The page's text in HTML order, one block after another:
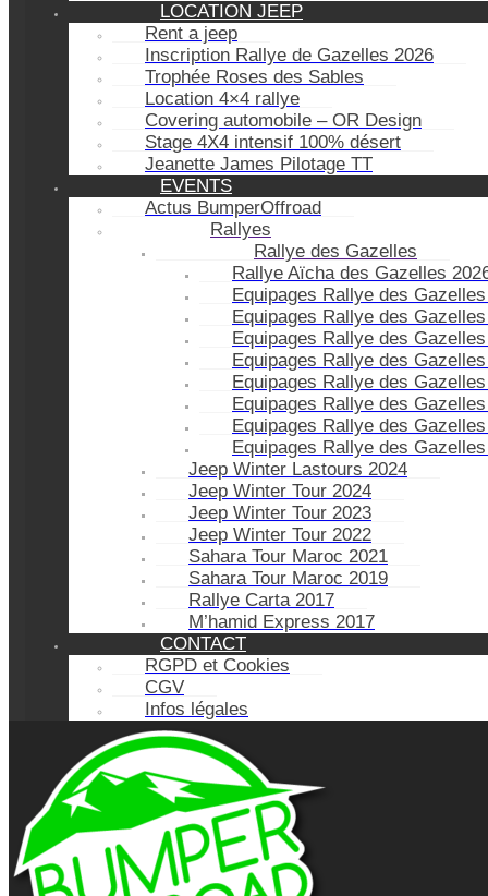
LOCATION JEEP
Rent a jeep
Inscription Rallye de Gazelles 2026
Trophée Roses des Sables
Location 4×4 rallye
Covering automobile – OR Design
Stage 4X4 intensif 100% désert
Jeanette James Pilotage TT
EVENTS
Actus BumperOffroad
Rallyes
Rallye des Gazelles
Rallye Aïcha des Gazelles
Equipages Rallye des
Equipages Rallye des
Equipages Rallye des
Equipages Rallye des
Equipages Rallye des
Equipages Rallye des
Equipages Rallye des
Equipages Rallye des
Jeep Winter Lastours 2024
Jeep Winter Tour 2024
Jeep Winter Tour 2023
Jeep Winter Tour 2022
Sahara Tour Maroc 2021
Sahara Tour Maroc 2019
Rallye Carta 2017
M’hamid Express 2017
CONTACT
RGPD et Cookies
CGV
Infos légales